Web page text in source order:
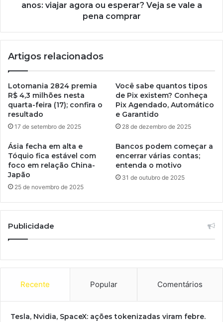
anos: viajar agora ou esperar? Veja se vale a
pena comprar
Artigos relacionados
Lotomania 2824 premia
R$ 4,3 milhões nesta
quarta-feira (17); confira o
resultado
17 de setembro de 2025
Você sabe quantos tipos
de Pix existem? Conheça
Pix Agendado, Automático
e Garantido
28 de dezembro de 2025
Ásia fecha em alta e
Tóquio fica estável com
foco em relação China-
Japão
25 de novembro de 2025
Bancos podem começar a
encerrar várias contas;
entenda o motivo
31 de outubro de 2025
Publicidade
Recente Popular Comentários
Tesla, Nvidia, SpaceX: ações tokenizadas viram febre.